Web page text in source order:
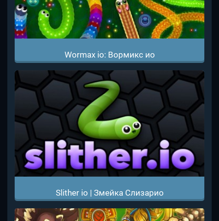
Wormax io: Вормикс ио
Slither io | Змейка Слизарио